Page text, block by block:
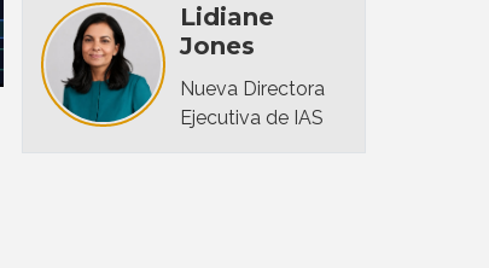
Lidiane
Jones
Nueva Directora
Ejecutiva de IAS